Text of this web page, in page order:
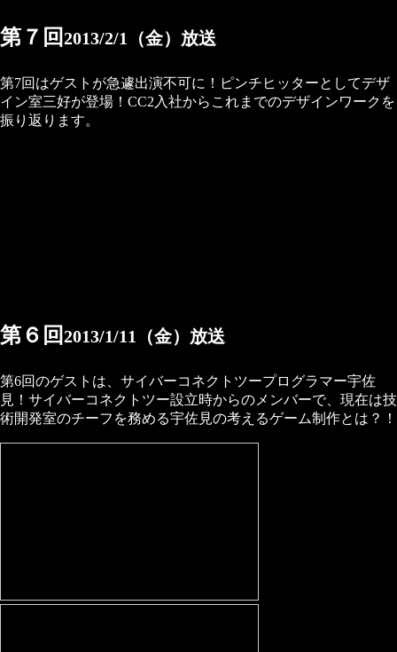
第７回2013/2/1（金）放送
第7回はゲストが急遽出演不可に！ピンチヒッターとしてデザ
イン室三好が登場！CC2入社からこれまでのデザインワークを
振り返ります。
第６回2013/1/11（金）放送
第6回のゲストは、サイバーコネクトツープログラマー宇佐
見！サイバーコネクトツー設立時からのメンバーで、現在は技
術開発室のチーフを務める宇佐見の考えるゲーム制作とは？！